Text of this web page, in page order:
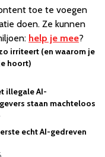
toe te voegen
doen. Ze kunnen
help je mee?
irriteert (en waarom je
hoort)
illegale AI-
staan machteloos
echt AI-gedreven